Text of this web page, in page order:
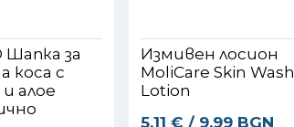
Шапка за
коса с
алое
Измивен лосион
MoliCare Skin Wash
Lotion
5.11€ / 9.99 BGN